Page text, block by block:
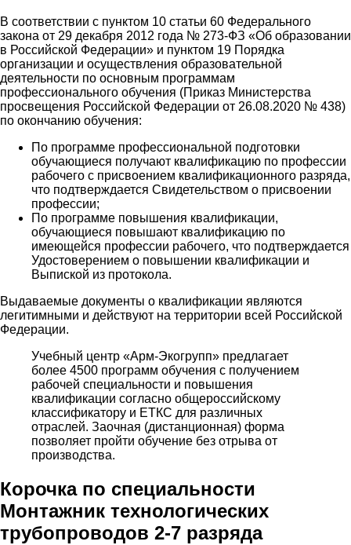
В соответствии с пунктом 10 статьи 60 Федерального
закона от 29 декабря 2012 года № 273-ФЗ «Об образовании
в Российской Федерации» и пунктом 19 Порядка
организации и осуществления образовательной
деятельности по основным программам
профессионального обучения (Приказ Министерства
просвещения Российской Федерации от 26.08.2020 № 438)
по окончанию обучения:
По программе профессиональной подготовки
обучающиеся получают квалификацию по профессии
рабочего с присвоением квалификационного разряда,
что подтверждается Свидетельством о присвоении
профессии;
По программе повышения квалификации,
обучающиеся повышают квалификацию по
имеющейся профессии рабочего, что подтверждается
Удостоверением о повышении квалификации и
Выпиской из протокола.
Выдаваемые документы о квалификации являются
легитимными и действуют на территории всей Российской
Федерации.
Учебный центр «Арм-Экогрупп» предлагает
более 4500 программ обучения с получением
рабочей специальности и повышения
квалификации согласно общероссийскому
классификатору и ЕТКС для различных
отраслей. Заочная (дистанционная) форма
позволяет пройти обучение без отрыва от
производства.
Корочка по специальности
Монтажник технологических
трубопроводов 2-7 разряда